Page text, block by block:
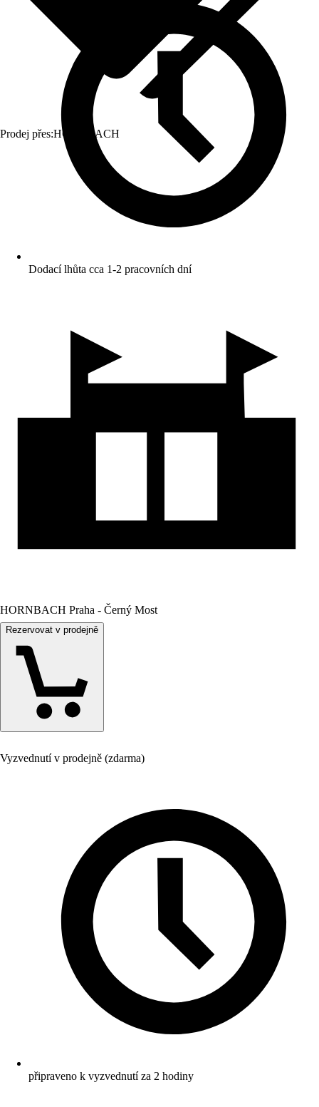
Prodej přes:HORNBACH
Dodací lhůta cca 1-2 pracovních dní
HORNBACH Praha - Černý Most
Rezervovat v prodejně
Vyzvednutí v prodejně (zdarma)
připraveno k vyzvednutí za 2 hodiny